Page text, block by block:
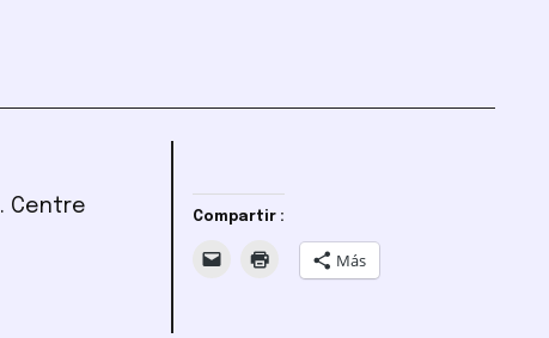
. Centre
Compartir :
Más